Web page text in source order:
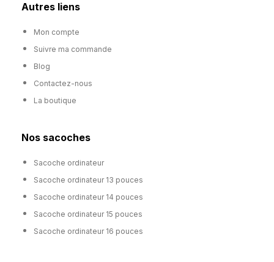
Autres liens
Mon compte
Suivre ma commande
Blog
Contactez-nous
La boutique
Nos sacoches
Sacoche ordinateur
Sacoche ordinateur 13 pouces
Sacoche ordinateur 14 pouces
Sacoche ordinateur 15 pouces
Sacoche ordinateur 16 pouces